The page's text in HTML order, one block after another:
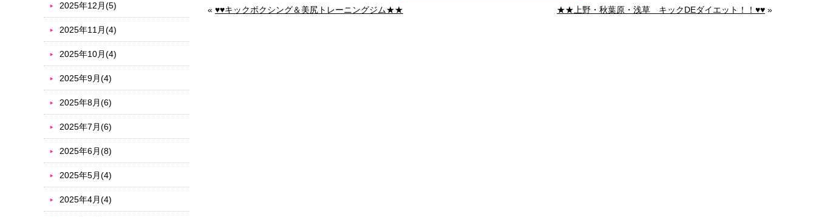
« ♥♥キックボクシング＆美尻トレーニングジム★★ ★★上野・秋葉原・浅草 キックDEダイエット！！♥♥ »
2025年12月(5)
2025年11月(4)
2025年10月(4)
2025年9月(4)
2025年8月(6)
2025年7月(6)
2025年6月(8)
2025年5月(4)
2025年4月(4)